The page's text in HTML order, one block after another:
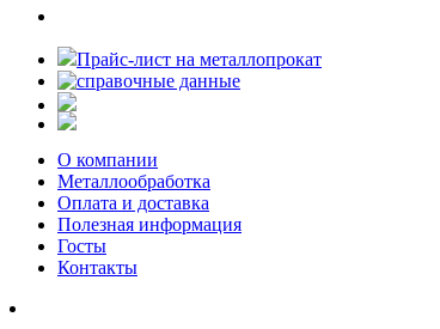
Прайс-лист на металлопрокат
О компании
Металлообработка
Оплата и доставка
Полезная информация
Госты
Контакты